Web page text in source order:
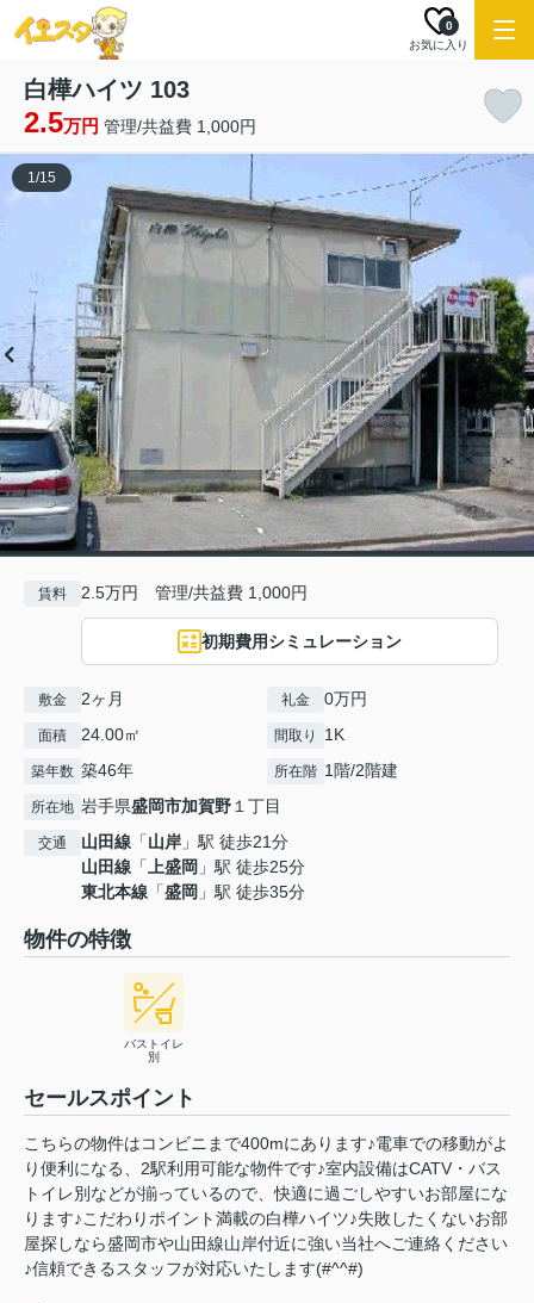
お気に入り
0
白樺ハイツ 103
2.5万円 管理/共益費 1,000円
1/15
賃料 2.5万円 管理/共益費 1,000円
初期費用シミュレーション
敷金 2ヶ月 礼金 0万円
面積 24.00㎡ 間取り 1K
築年数 築46年 所在階 1階/2階建
所在地 岩手県盛岡市加賀野１丁目
交通 山田線 「山岸 」駅 徒歩21分
山田線 「上盛岡 」駅 徒歩25分
東北本線 「盛岡 」駅 徒歩35分
物件の特徴
バストイレ
別
セールスポイント
こちらの物件はコンビニまで400mにあります♪電車での移動がよ
り便利になる、2駅利用可能な物件です♪室内設備はCATV・バス
トイレ別などが揃っているので、快適に過ごしやすいお部屋にな
ります♪こだわりポイント満載の白樺ハイツ♪失敗したくないお部
屋探しなら盛岡市や山田線山岸付近に強い当社へご連絡ください
♪信頼できるスタッフが対応いたします(#^^#)